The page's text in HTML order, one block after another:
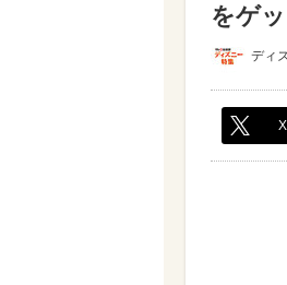
をゲ
ディ